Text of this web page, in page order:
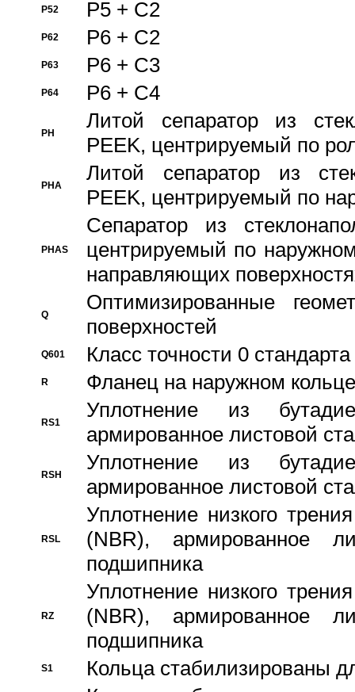
P52 P5 + C2
P62 P6 + C2
P63 P6 + C3
P64 P6 + C4
PH
Литой сепаратор из
PEEK, центрируемый по
PHA
Литой сепаратор из
PEEK, центрируемый по
PHAS
Сепаратор из
центрируемый по
направляющих
Q
Оптимизированные
поверхностей
Q601 Класс точности 0
R Фланец на наружном кольце
RS1
Уплотнение из
армированное листовой
RSH
Уплотнение из
армированное листовой
RSL
Уплотнение низкого
(NBR), армированное
подшипника
RZ
Уплотнение низкого
(NBR), армированное
подшипника
S1 Кольца стабилизированы